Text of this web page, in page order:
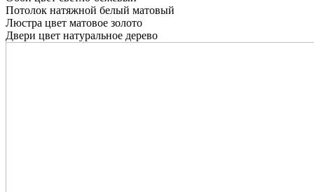
Потолок натяжной белый матовый
Люстра цвет матовое золото
Двери цвет натуральное дерево